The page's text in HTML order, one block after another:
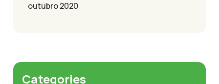
outubro 2020
Categories